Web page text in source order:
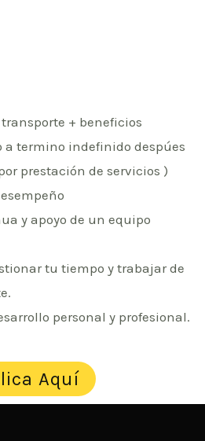
+ beneficios
a termino indefinido despúes
prestación de servicios )
y apoyo de un equipo
tu tiempo y trabajar de
personal y profesional.
Aquí